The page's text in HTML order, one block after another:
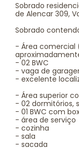
Sobrado
de Alencar 309,
Sobrado
- Área comercial
- 02 BWC
- vaga de
- excelente
- Área superior
- 02 dormitórios,
- 01 BWC com
- área de serviço
- cozinha
- sala
- sacada